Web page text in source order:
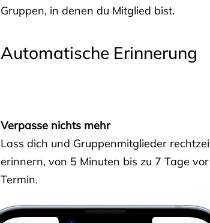
Gruppen, in denen du Mitglied bist.
Automatische Erinnerung
Verpasse nichts mehr
Lass dich und Gruppenmitglieder
erinnern, von 5 Minuten bis zu 7 Tage
Termin.